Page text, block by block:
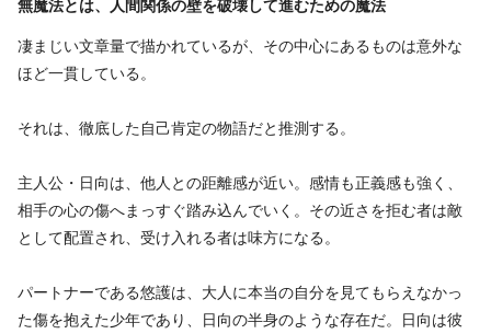
無魔法とは、人間関係の壁を破壊して進むための魔法
凄まじい文章量で描かれているが、その中心にあるものは意外な
ほど一貫している。
それは、徹底した自己肯定の物語だと推測する。
主人公・日向は、他人との距離感が近い。感情も正義感も強く、
相手の心の傷へまっすぐ踏み込んでいく。その近さを拒む者は敵
として配置され、受け入れる者は味方になる。
パートナーである悠護は、大人に本当の自分を見てもらえなかっ
た傷を抱えた少年であり、日向の半身のような存在だ。日向は彼